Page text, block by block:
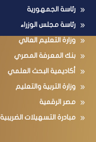
رئاسة الجمهورية
رئاسة مجلس الوزراء
وزارة التعليم العالي
بنك المعرفة المصري
أكاديمية البحث العلمي
وزارة التربية والتعليم
مصر الرقمية
مبادرة التسهيلات الضريبية